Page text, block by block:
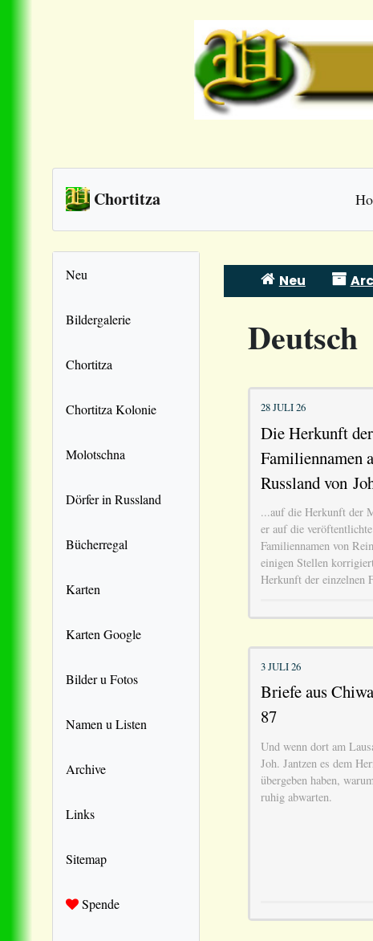
Chortitza
Neu
Bildergalerie
Chortitza
Chortitza Kolonie
Molotschna
Dörfer in Russland
Bücherregal
Karten
Karten Google
Bilder u Fotos
Namen u Listen
Archive
Links
Sitemap
Spende
Skip
Neu
Deutsch
28 JULI 26
Die Herkunft
Familiennamen
Russland von
...auf die Herkunft der
er auf die
Familiennamen von
einigen Stellen
Herkunft der einzelnen
3 JULI 26
Briefe aus
87
Und wenn dort am
Joh. Jantzen es dem
übergeben haben,
ruhig abwarten.